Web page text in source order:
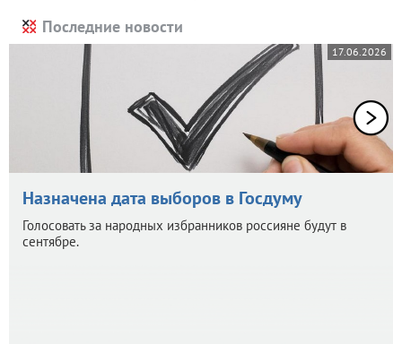
Последние новости
17.06.2026
Назначена дата выборов в Госдуму
Голосовать за народных избранников россияне будут в
сентябре.